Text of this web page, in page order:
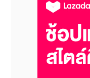
สามารถหาซื้อ "ไบโอ
วางจำหน่ายที่ร้านเซ
ยา เอ็กซ์ต้า พลัส
,
สามารถ
@Bshine